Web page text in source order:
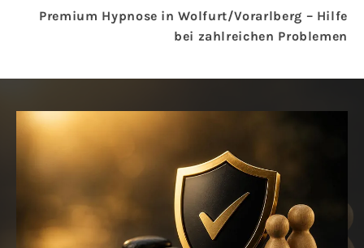
Premium Hypnose in Wolfurt/Vorarlberg – Hilfe
bei zahlreichen Problemen